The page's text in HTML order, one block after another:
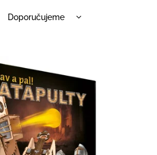
Doporučujeme
Nejprodávanější
Abecedně